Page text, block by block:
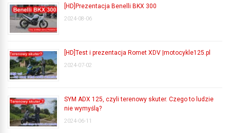
[HD]Prezentacja Benelli BKX 300
2024-08-06
[HD]Test i prezentacja Romet XDV |motocykle125.pl
2024-07-02
SYM ADX 125, czyli terenowy skuter. Czego to ludzie
nie wymyślą?
2024-06-11